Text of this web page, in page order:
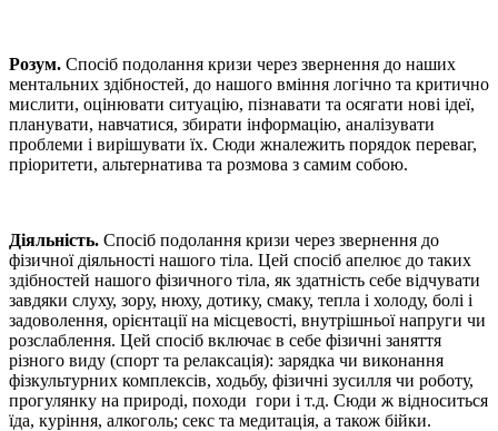
Розум. Спосіб подолання кризи через звернення до наших
ментальних здібностей, до нашого вміння логічно та критично
мислити, оцінювати ситуацію, пізнавати та осягати нові ідеї,
планувати, навчатися, збирати інформацію, аналізувати
проблеми і вирішувати їх. Сюди жналежить порядок переваг,
пріоритети, альтернатива та розмова з самим собою.
Діяльність. Спосіб подолання кризи через звернення до
фізичної діяльності нашого тіла. Цей спосіб апелює до таких
здібностей нашого фізичного тіла, як здатність себе відчувати
завдяки слуху, зору, нюху, дотику, смаку, тепла і холоду, болі і
задоволення, орієнтації на місцевості, внутрішньої напруги чи
розслаблення. Цей спосіб включає в себе фізичні заняття
різного виду (спорт та релаксація): зарядка чи виконання
фізкультурних комплексів, ходьбу, фізичні зусилля чи роботу,
прогулянку на природі, походи гори і т.д. Сюди ж відноситься
їда, куріння, алкоголь; секс та медитація, а також бійки.